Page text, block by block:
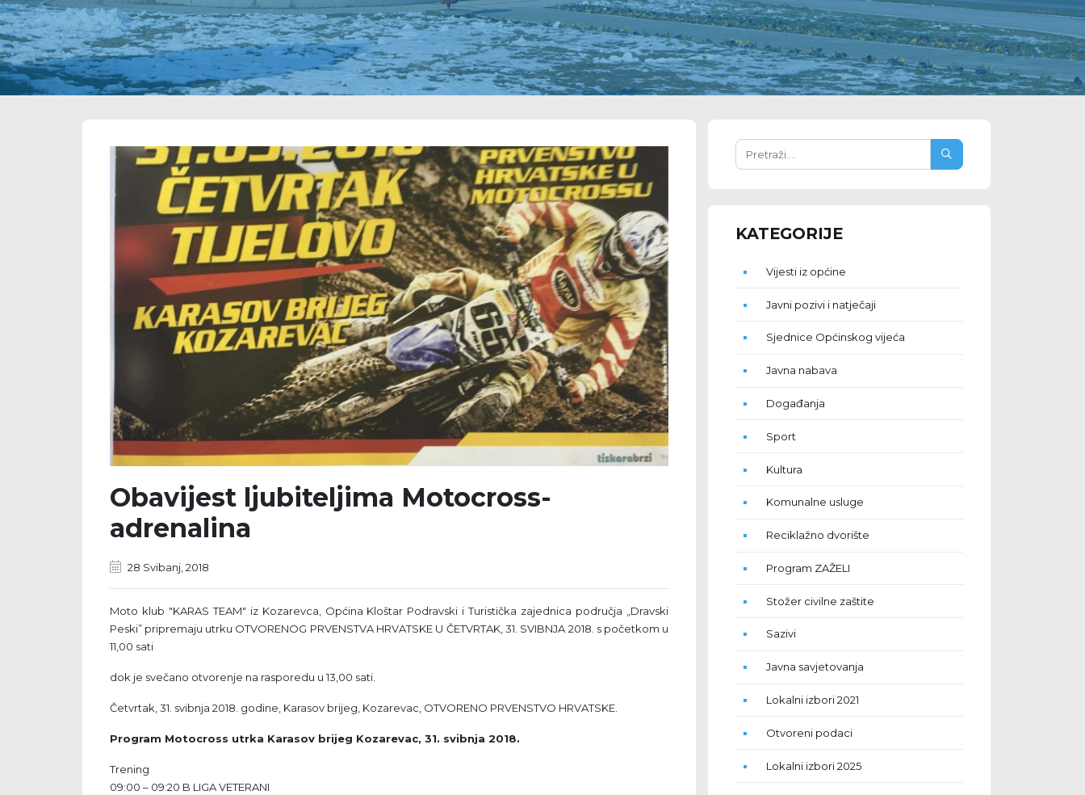
Obavijest ljubiteljima Motocross-
adrenalina
28 Svibanj, 2018
Moto klub "KARAS TEAM" iz Kozarevca, Općina Kloštar Podravski i Turistička zajednica područja „Dravski
Peski” pripremaju utrku OTVORENOG PRVENSTVA HRVATSKE U ČETVRTAK, 31. SVIBNJA 2018. s početkom u
11,00 sati
dok je svečano otvorenje na rasporedu u 13,00 sati.
Četvrtak, 31. svibnja 2018. godine, Karasov brijeg, Kozarevac, OTVORENO PRVENSTVO HRVATSKE.
Program Motocross utrka Karasov brijeg Kozarevac, 31. svibnja 2018.
Trening
09:00 – 09:20 B LIGA VETERANI
KATEGORIJE
Vijesti iz općine
Javni pozivi i natječaji
Sjednice Općinskog vijeća
Javna nabava
Događanja
Sport
Kultura
Komunalne usluge
Reciklažno dvorište
Program ZAŽELI
Stožer civilne zaštite
Sazivi
Javna savjetovanja
Lokalni izbori 2021
Otvoreni podaci
Lokalni izbori 2025